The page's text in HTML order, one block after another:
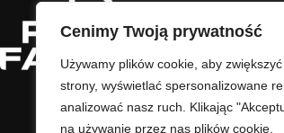
Cenimy Twoją prywatność
Używamy plików cookie, aby
strony, wyświetlać spersonalizowane
analizować nasz ruch. Klikając
na używanie przez nas plików cookie.